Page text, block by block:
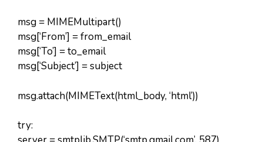
msg = MIMEMultipart()
msg[‘From’] = from_email
msg[‘To’] = to_email
msg[‘Subject’] = subject
msg.attach(MIMEText(html_body, ‘html’))
try: